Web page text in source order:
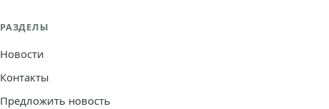
РАЗДЕЛЫ
Новости
Контакты
Предложить новость